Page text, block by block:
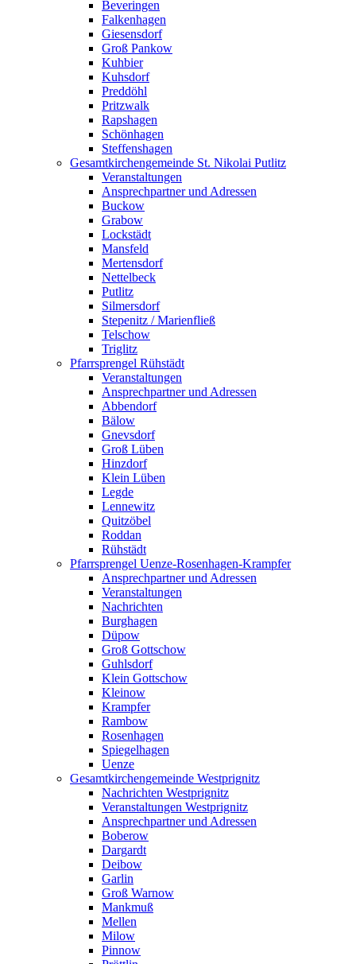
Beveringen
Falkenhagen
Giesensdorf
Groß Pankow
Kuhbier
Kuhsdorf
Preddöhl
Pritzwalk
Rapshagen
Schönhagen
Steffenshagen
Gesamtkirchengemeinde St. Nikolai Putlitz
Veranstaltungen
Ansprechpartner und Adressen
Buckow
Grabow
Lockstädt
Mansfeld
Mertensdorf
Nettelbeck
Putlitz
Silmersdorf
Stepenitz / Marienfließ
Telschow
Triglitz
Pfarrsprengel Rühstädt
Veranstaltungen
Ansprechpartner und Adressen
Abbendorf
Bälow
Gnevsdorf
Groß Lüben
Hinzdorf
Klein Lüben
Legde
Lennewitz
Quitzöbel
Roddan
Rühstädt
Pfarrsprengel Uenze-Rosenhagen-Krampfer
Ansprechpartner und Adressen
Veranstaltungen
Nachrichten
Burghagen
Düpow
Groß Gottschow
Guhlsdorf
Klein Gottschow
Kleinow
Krampfer
Rambow
Rosenhagen
Spiegelhagen
Uenze
Gesamtkirchengemeinde Westprignitz
Nachrichten Westprignitz
Veranstaltungen Westprignitz
Ansprechpartner und Adressen
Boberow
Dargardt
Deibow
Garlin
Groß Warnow
Mankmuß
Mellen
Milow
Pinnow